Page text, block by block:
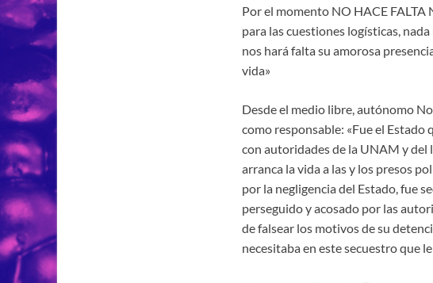
Por el momento NO HACE
para las cuestiones logísticas,
nos hará falta su amorosa
vida»
Desde el medio libre, autónomo
como responsable: «Fue el Estado
con autoridades de la UNAM y del
arranca la vida a las y los presos
por la negligencia del Estado, fue
perseguido y acosado por las
de falsear los motivos de su
necesitaba en este secuestro que